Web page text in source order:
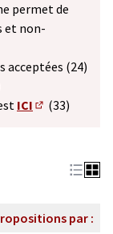
permet de
et non-
acceptées (24)
dans un nouvel
ICI
(33)
par :